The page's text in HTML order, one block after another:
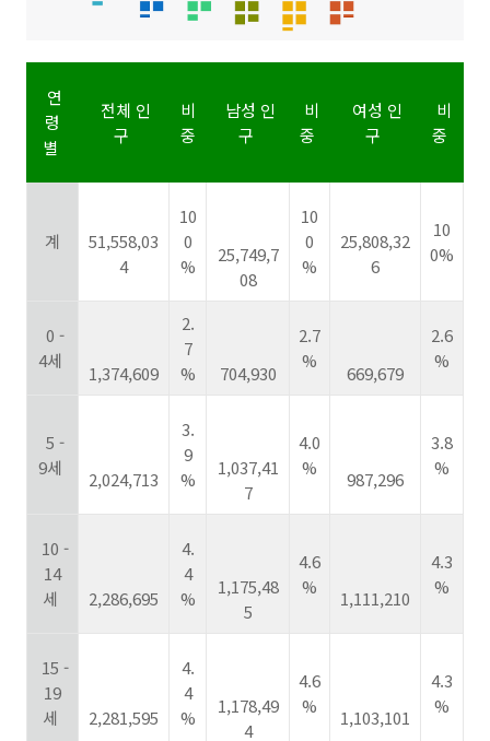
연
령
별
전체 인
구
비
중
남성 인
구
비
중
여성 인
구
비
중
계
51,558,03
4
10
0
%
25,749,7
08
10
0
%
25,808,32
6
10
0%
0 -
4세
1,374,609
2.
7
%
704,930
2.7
%
669,679
2.6
%
5 -
9세
2,024,713
3.
9
%
1,037,41
7
4.0
%
987,296
3.8
%
10 -
14
세
2,286,695
4.
4
%
1,175,48
5
4.6
%
1,111,210
4.3
%
15 -
19
세
2,281,595
4.
4
%
1,178,49
4
4.6
%
1,103,101
4.3
%